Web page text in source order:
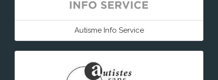
Autisme Info Service